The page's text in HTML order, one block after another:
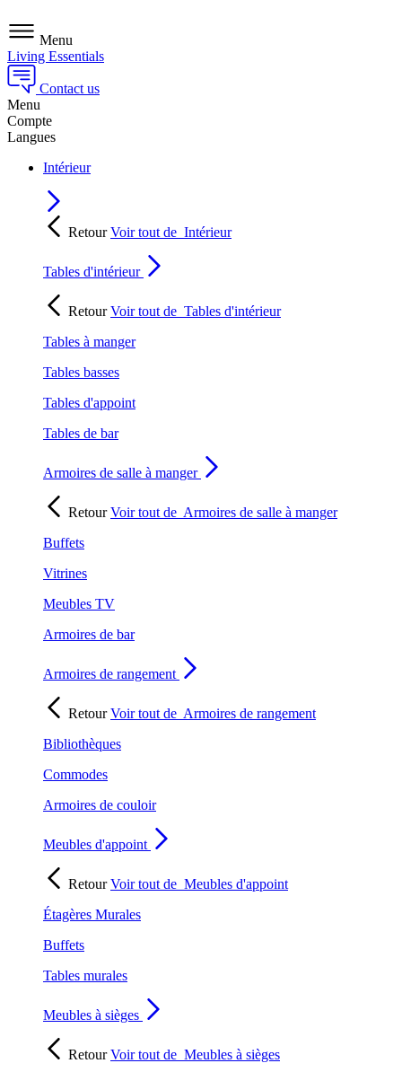
Menu
Living Essentials
Contact us
Menu
Compte
Langues
Intérieur
RetourVoir tout de Intérieur
Tables d'intérieur
RetourVoir tout de Tables d'intérieur
Tables à manger
Tables basses
Tables d'appoint
Tables de bar
Armoires de salle à manger
RetourVoir tout de Armoires de salle à manger
Buffets
Vitrines
Meubles TV
Armoires de bar
Armoires de rangement
RetourVoir tout de Armoires de rangement
Bibliothèques
Commodes
Armoires de couloir
Meubles d'appoint
RetourVoir tout de Meubles d'appoint
Étagères Murales
Buffets
Tables murales
Meubles à sièges
RetourVoir tout de Meubles à sièges